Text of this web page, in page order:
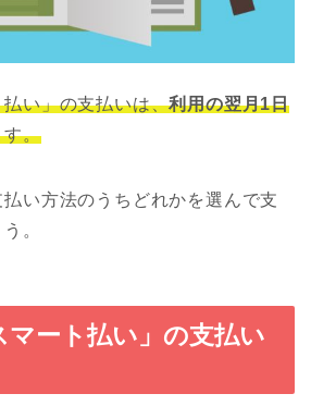
い」の支払いは、利用の翌月1日
す。
払い方法のうちどれかを選んで支
。
マート払い」の支払い